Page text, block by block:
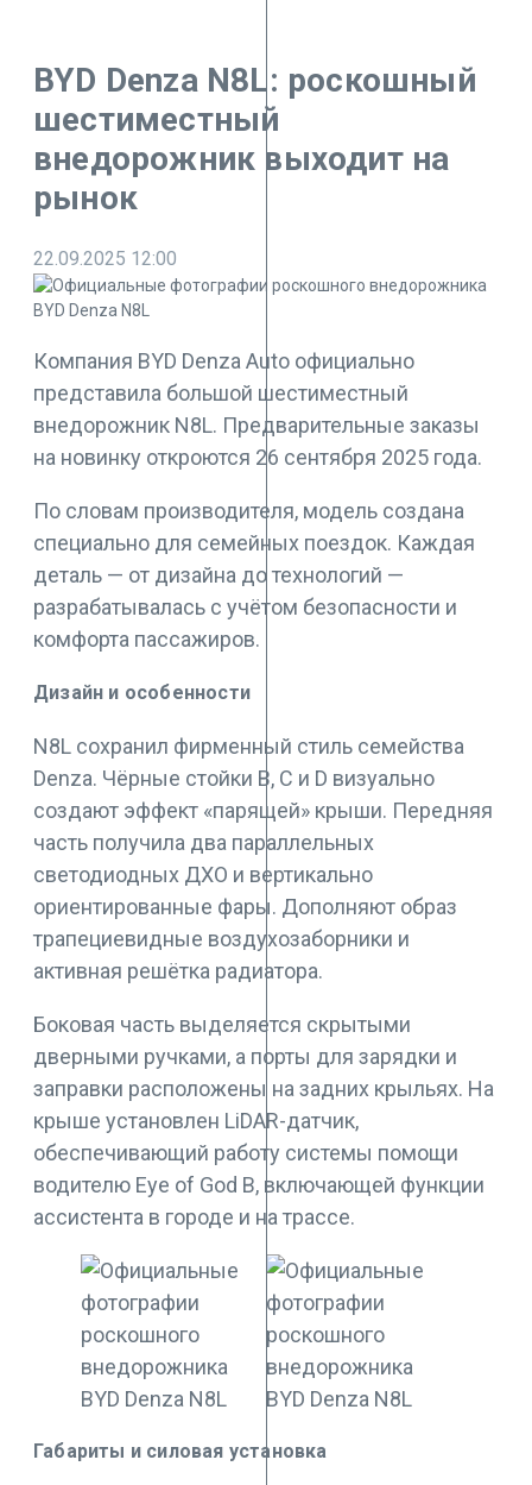
BYD Denza N8L: роскошный
шестиместный
внедорожник выходит на
рынок
22.09.2025 12:00
Компания BYD Denza Auto официально
представила большой шестиместный
внедорожник N8L. Предварительные заказы
на новинку откроются 26 сентября 2025 года.
По словам производителя, модель создана
специально для семейных поездок. Каждая
деталь — от дизайна до технологий —
разрабатывалась с учётом безопасности и
комфорта пассажиров.
Дизайн и особенности
N8L сохранил фирменный стиль семейства
Denza. Чёрные стойки B, C и D визуально
создают эффект «парящей» крыши. Передняя
часть получила два параллельных
светодиодных ДХО и вертикально
ориентированные фары. Дополняют образ
трапециевидные воздухозаборники и
активная решётка радиатора.
Боковая часть выделяется скрытыми
дверными ручками, а порты для зарядки и
заправки расположены на задних крыльях. На
крыше установлен LiDAR-датчик,
обеспечивающий работу системы помощи
водителю Eye of God B, включающей функции
ассистента в городе и на трассе.
Габариты и силовая установка